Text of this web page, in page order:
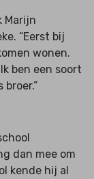
Marijn
“Eerst bij
wonen.
ben een soort
dan mee om
kende hij al